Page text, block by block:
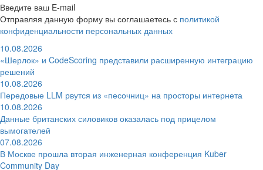
Введите ваш E-mail
Отправляя данную форму вы соглашаетесь с политикой
конфиденциальности персональных данных
10.08.2026
«Шерлок» и CodeScoring представили расширенную интеграцию
решений
10.08.2026
Передовые LLM рвутся из «песочниц» на просторы интернета
10.08.2026
Данные британских силовиков оказалась под прицелом
вымогателей
07.08.2026
В Москве прошла вторая инженерная конференция Kuber
Community Day